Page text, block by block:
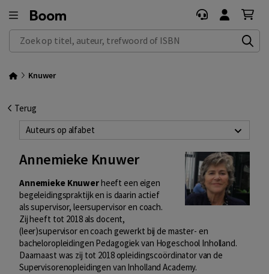
Zoek op titel, auteur, trefwoord of ISBN
Knuwer
Terug
Auteurs op alfabet
Annemieke Knuwer
Annemieke Knuwerheeft een eigen
begeleidingspraktijk en is daarin actief
als supervisor, leersupervisor en coach.
Zij heeft tot 2018 als docent,
(leer)supervisor en coach gewerkt bij de master- en
bacheloropleidingen Pedagogiek van Hogeschool Inholland.
Daarnaast was zij tot 2018 opleidingscoördinator van de
Supervisorenopleidingen van Inholland Academy.